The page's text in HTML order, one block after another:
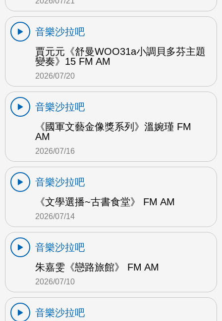
音樂沙拉吧
賈元元《舒曼WOO31a小調貝多芬主題
變奏》15 FM AM
2026/07/20
音樂沙拉吧
《國軍文藝金像獎系列》溫婉瑾 FM
AM
2026/07/16
音樂沙拉吧
《文學選播~古書食堂》 FM AM
2026/07/14
音樂沙拉吧
朱嘉雯《戀路旅館》 FM AM
2026/07/10
音樂沙拉吧